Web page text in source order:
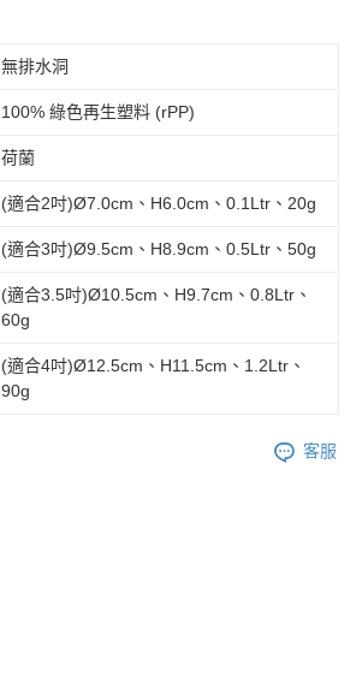
無排水洞
100% 綠色再生塑料 (rPP)
荷蘭
(適合2吋)Ø7.0cm、H6.0cm、0.1Ltr、20g
(適合3吋)Ø9.5cm、H8.9cm、0.5Ltr、50g
(適合3.5吋)Ø10.5cm、H9.7cm、0.8Ltr、
60g
(適合4吋)Ø12.5cm、H11.5cm、1.2Ltr、
90g
客服